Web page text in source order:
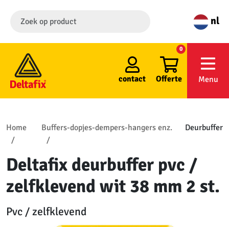
nl
contact Offerte
0
Menu
Home Buffers-dopjes-dempers-hangers enz. Deurbuffer
Deltafix deurbuffer pvc /
zelfklevend wit 38 mm 2 st.
Pvc / zelfklevend